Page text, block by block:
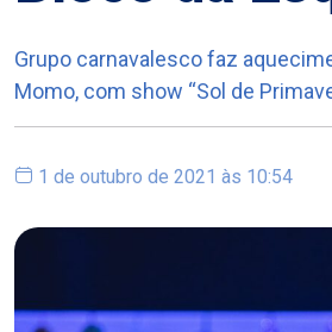
Grupo carnavalesco faz
Momo, com show “Sol de
1 de outubro de 2021 às 10:54